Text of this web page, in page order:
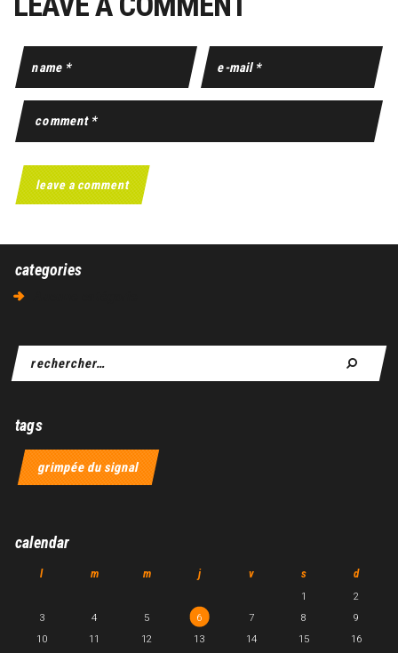
categories
tags
grimpée du signal
calendar
l m m j v s d
1
2
3
4 5 6 7 8
9
10
11 12 13 14 15
16